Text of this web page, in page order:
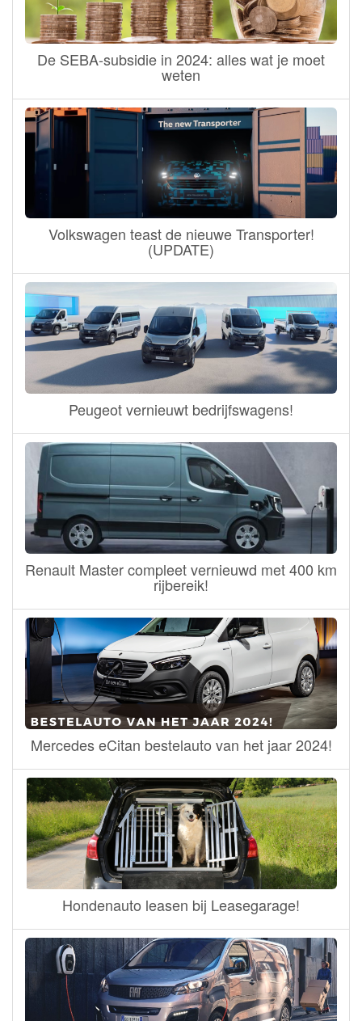
De SEBA-subsidie in 2024: alles wat je moet
weten
Volkswagen teast de nieuwe Transporter!
(UPDATE)
Peugeot vernieuwt bedrijfswagens!
Renault Master compleet vernieuwd met 400 km
rijbereik!
Mercedes eCitan bestelauto van het jaar 2024!
Hondenauto leasen bij Leasegarage!